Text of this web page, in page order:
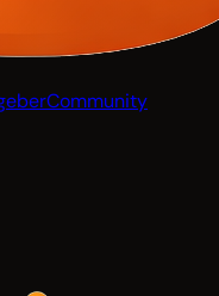
Community